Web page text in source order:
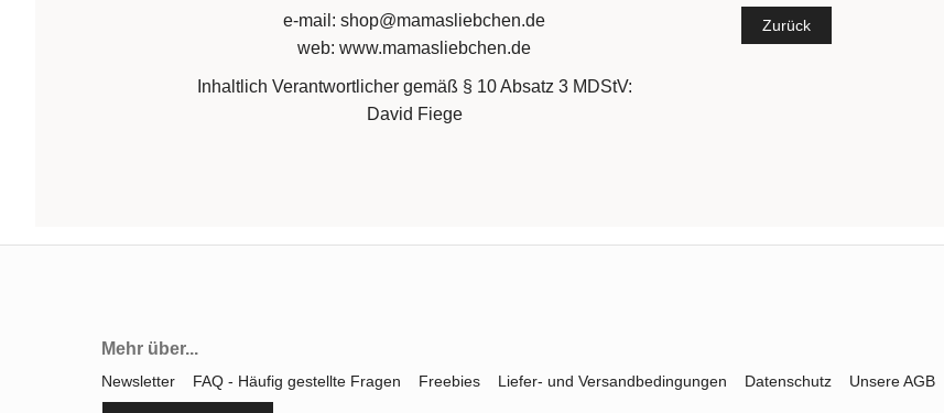
e-mail: shop@mamasliebchen.de
web: www.mamasliebchen.de
Inhaltlich Verantwortlicher gemäß § 10 Absatz 3 MDStV:
David Fiege
Zurück
Mehr über...
Newsletter FAQ - Häufig gestellte Fragen Freebies Liefer- und Versandbedingungen Datenschutz Unsere AGB